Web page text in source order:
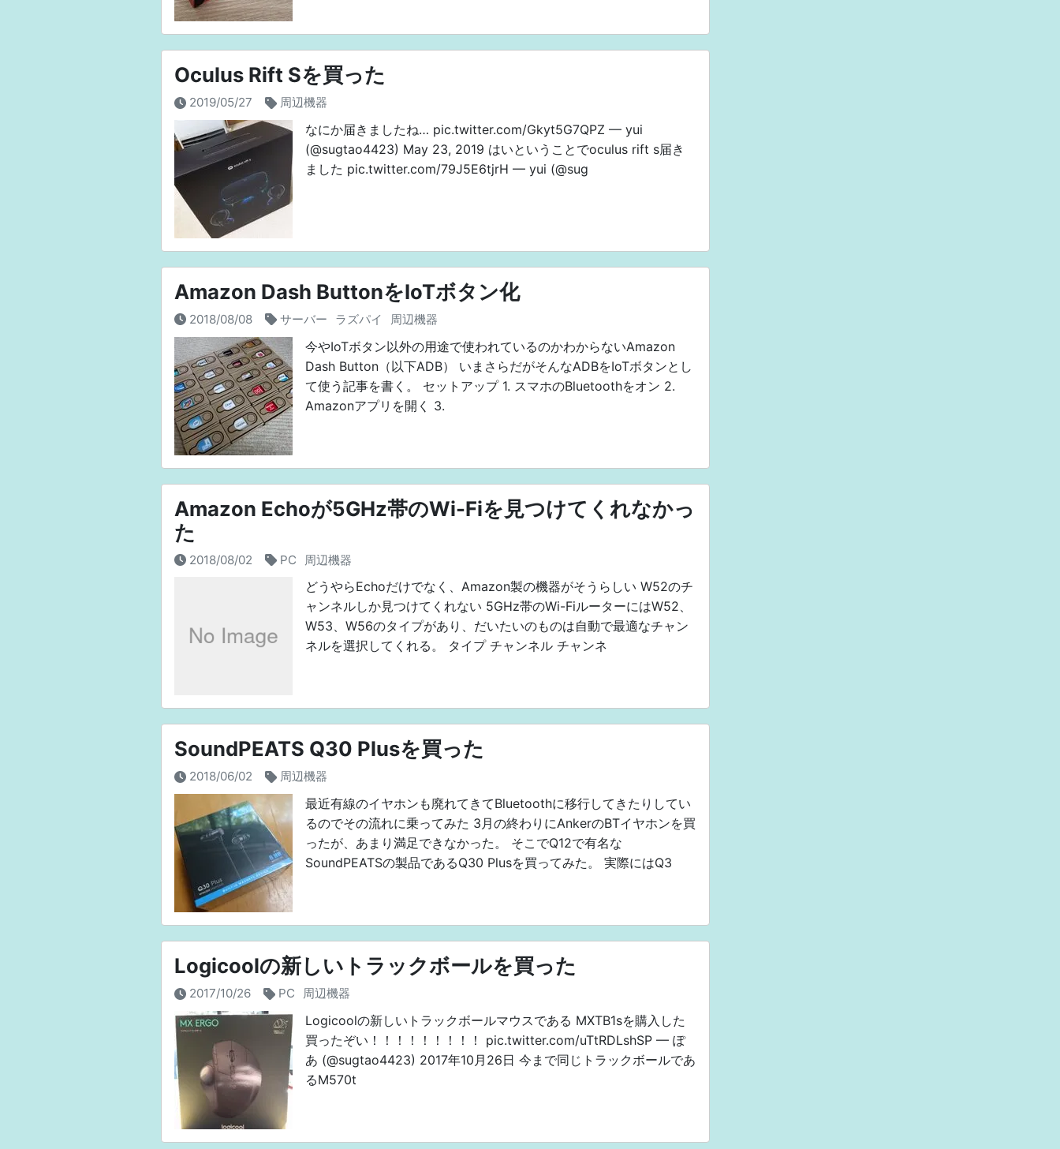
Oculus Rift Sを買った
2019/05/27 周辺機器
なにか届きましたね… pic.twitter.com/Gkyt5G7QPZ — yui
(@sugtao4423) May 23, 2019 はいということでoculus rift s届き
ました pic.twitter.com/79J5E6tjrH — yui (@sug
Amazon Dash ButtonをIoTボタン化
2018/08/08 サーバー ラズパイ 周辺機器
今やIoTボタン以外の用途で使われているのかわからないAmazon
Dash Button（以下ADB） いまさらだがそんなADBをIoTボタンとし
て使う記事を書く。 セットアップ 1. スマホのBluetoothをオン 2.
Amazonアプリを開く 3.
Amazon Echoが5GHz帯のWi-Fiを見つけてくれなかっ
た
2018/08/02 PC 周辺機器
どうやらEchoだけでなく、Amazon製の機器がそうらしい W52のチ
ャンネルしか見つけてくれない 5GHz帯のWi-FiルーターにはW52、
W53、W56のタイプがあり、だいたいのものは自動で最適なチャン
ネルを選択してくれる。 タイプ チャンネル チャンネ
SoundPEATS Q30 Plusを買った
2018/06/02 周辺機器
最近有線のイヤホンも廃れてきてBluetoothに移行してきたりしてい
るのでその流れに乗ってみた 3月の終わりにAnkerのBTイヤホンを買
ったが、あまり満足できなかった。 そこでQ12で有名な
SoundPEATSの製品であるQ30 Plusを買ってみた。 実際にはQ3
Logicoolの新しいトラックボールを買った
2017/10/26 PC 周辺機器
Logicoolの新しいトラックボールマウスである MXTB1sを購入した
買ったぞい！！！！！！！！！ pic.twitter.com/uTtRDLshSP — ぽ
あ (@sugtao4423) 2017年10月26日 今まで同じトラックボールであ
るM570t